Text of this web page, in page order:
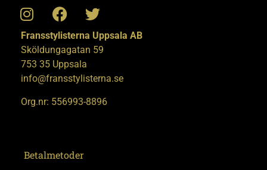
Fransstylisterna Uppsala AB
Sköldungagatan 59
753 35 Uppsala
info@fransstylisterna.se
Org.nr: 556993-8896
Betalmetoder